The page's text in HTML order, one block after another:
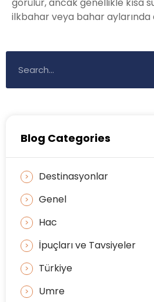
ilkbahar veya bahar aylarında
Blog Categories
Destinasyonlar
Genel
Hac
İpuçları ve Tavsiyeler
Türkiye
Umre